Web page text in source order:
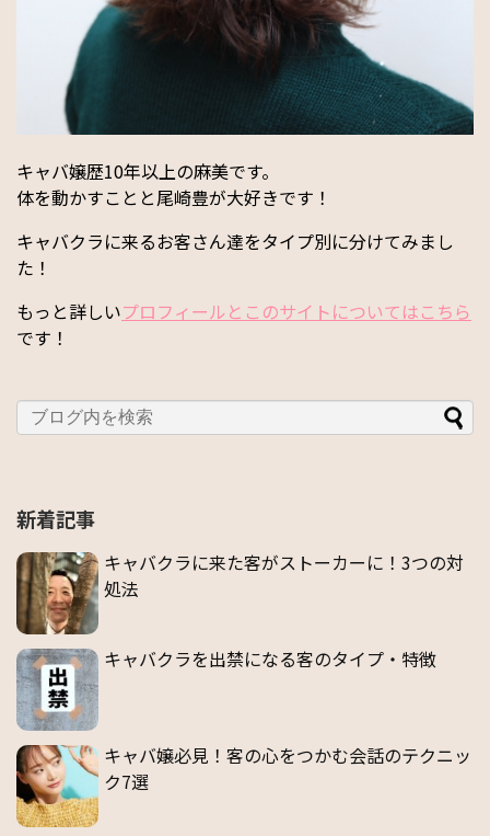
キャバ嬢歴10年以上の麻美です。
体を動かすことと尾崎豊が大好きです！
キャバクラに来るお客さん達をタイプ別に分けてみまし
た！
もっと詳しいプロフィールとこのサイトについてはこちら
です！
新着記事
キャバクラに来た客がストーカーに！3つの対
処法
キャバクラを出禁になる客のタイプ・特徴
キャバ嬢必見！客の心をつかむ会話のテクニッ
ク7選